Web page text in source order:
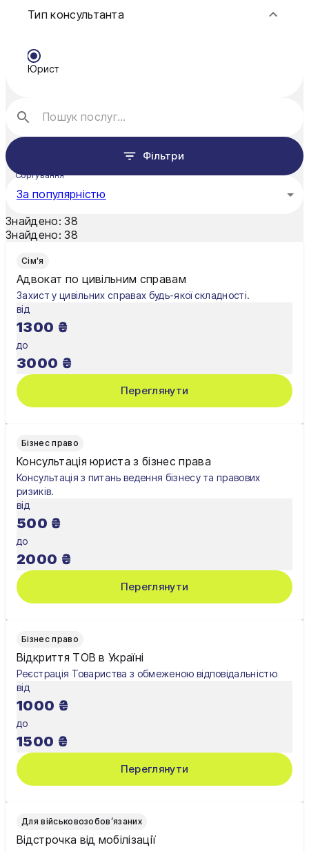
Краматорськ
Кривий Ріг
Нікополь
Одеса
Павлоград
Полтава
Тернопіль
Ужгород
Умань
Харків
Херсон
Чернівці
Чернігів
Шостка
Житомир
Львів
Тип консультанта
Юрист
Фільтри
Сортування
За популярністю
Знайдено: 38
Знайдено: 38
Сім'я
Адвокат по цивільним справам
Захист у цивільних справах будь-якої складності.
від
1300 ₴
до
3000 ₴
Переглянути
Бізнес право
Консультація юриста з бізнес права
Консультація з питань ведення бізнесу та правових
ризиків.
від
500 ₴
до
2000 ₴
Переглянути
Бізнес право
Відкриття ТОВ в Україні
Реєстрація Товариства з обмеженою відповідальністю
від
1000 ₴
до
1500 ₴
Переглянути
Для військовозобов’язаних
Відстрочка від мобілізації